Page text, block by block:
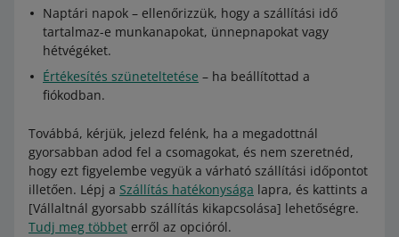
Naptári napok – ellenőrizzük, hogy a szállítási idő
tartalmaz-e munkanapokat, ünnepnapokat vagy
hétvégéket.
Értékesítés szüneteltetése – ha beállítottad a
fiókodban.
Továbbá, kérjük, jelezd felénk, ha a megadottnál
gyorsabban adod fel a csomagokat, és nem szeretnéd,
hogy ezt figyelembe vegyük a várható szállítási időpontot
illetően. Lépj a Szállítás hatékonysága lapra, és kattints a
[Vállaltnál gyorsabb szállítás kikapcsolása] lehetőségre.
Tudj meg többet erről az opcióról.